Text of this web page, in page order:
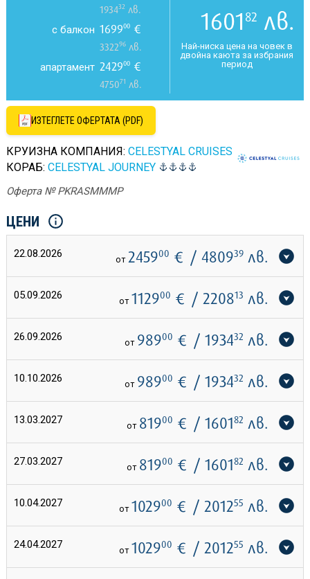
193432лв.
с балкон 169900€
332296лв.
апартамент 242900€
475071 лв.
1601 82 лв.
Най-ниска цена на човек в
двойна каюта за избрания
период
ИЗТЕГЛЕТЕ ОФЕРТАТА (PDF)
КРУИЗНА КОМПАНИЯ: CELESTYAL CRUISES
КОРАБ: CELESTYAL JOURNEY
Оферта № PKRASMMMP
ЦЕНИ
22.08.2026 от 245900 € / 480939лв.
05.09.2026 от 112900 € / 220813 лв.
26.09.2026 от 98900 € / 193432 лв.
10.10.2026 от 98900 € / 193432 лв.
13.03.2027 от 81900 € / 160182 лв.
27.03.2027 от 81900 € / 160182 лв.
10.04.2027 от 102900 € / 201255 лв.
24.04.2027 от 102900 € / 201255 лв.